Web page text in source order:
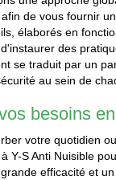
de vous fournir
élaborés en
des
se traduit par un
au sein de
besoins
votre quotidien
Y-S Anti Nuisible
efficacité et